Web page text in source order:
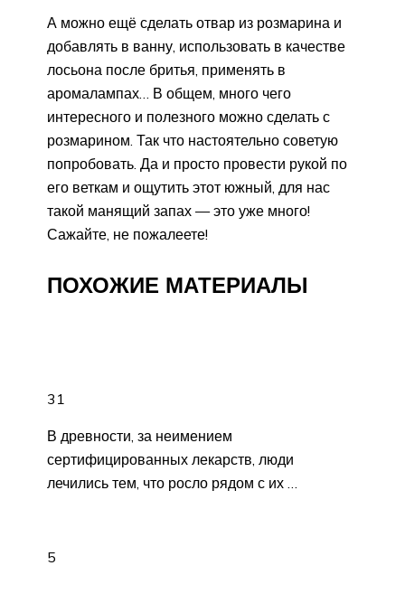
А можно ещё сделать отвар из розмарина и
добавлять в ванну, использовать в качестве
лосьона после бритья, применять в
аромалампах… В общем, много чего
интересного и полезного можно сделать с
розмарином. Так что настоятельно советую
попробовать. Да и просто провести рукой по
его веткам и ощутить этот южный, для нас
такой манящий запах — это уже много!
Сажайте, не пожалеете!
ПОХОЖИЕ МАТЕРИАЛЫ
31
В древности, за неимением
сертифицированных лекарств, люди
лечились тем, что росло рядом с их …
5